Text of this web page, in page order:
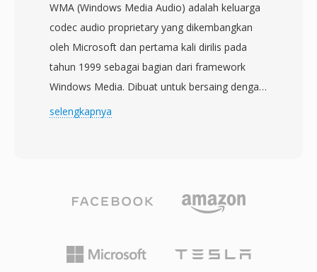
hanya menampung 800 KB. File didistribusikan
sebagai resource fork Macintosh dan diputar
melalui utilitas seperti SoundApp dan
ekosistem BinHex yang mendefinisikan
pertukaran perangkat lunak Mac pada akhir
1980-an. Format ini mendukung sample rate
HCOM, memastikan rekaman yang diarsipkan
tetap dapat diakses beberapa dekade
praktis untuk pekerjaan pelestarian: kompresi
WMA (Windows Media Audio) adalah keluarga
codec audio proprietary yang dikembangkan
oleh Microsoft dan pertama kali dirilis pada
tahun 1999 sebagai bagian dari framework
Windows Media. Dibuat untuk bersaing dengan
MP3 dan AAC, WMA Standard menggunakan
biasanya dibutuhkan MP3 untuk hasil yang
hingga mencakup WMA Professional untuk
suara surround dan audio beresolusi tinggi,
selengkapnya